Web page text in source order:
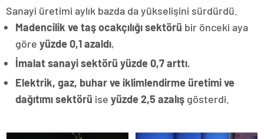
Sanayi üretimi aylık bazda da yükselişini sürdürdü.
Madencilik ve taş ocakçılığı sektörü bir önceki aya
göre yüzde 0,1 azaldı,
İmalat sanayi sektörü yüzde 0,7 arttı,
Elektrik, gaz, buhar ve iklimlendirme üretimi ve
dağıtımı sektörü ise yüzde 2,5 azalış gösterdi.